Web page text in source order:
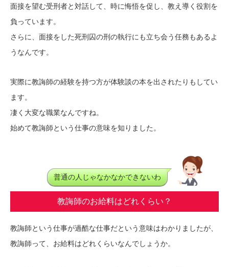
面接を望む受刑者と対話して、時に悔悟を促し、教え導く役割を
負っています。
さらに、面接をした死刑囚の刑の執行にも立ち会う任務もあるよ
うなんです。
実際に教誨師の経験を持つ方が体験談の本を出されたりもしてい
ます。
凄く大変な職業なんですね。
始めて教誨師という仕事の意味を知りました。
普通の人じゃなかなかできないわ
教誨師のお給料はどれくらい？
教誨師という仕事が過酷な仕事だという意味はわかりましたが、
教誨師って、お給料はどれくらいなんでしょうか。